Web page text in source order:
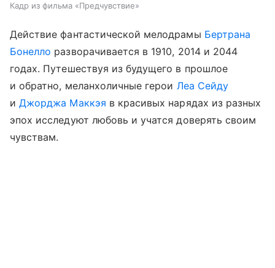
Кадр из фильма «Предчувствие»
Действие фантастической мелодрамы Бертрана
Бонелло разворачивается в 1910, 2014 и 2044
годах. Путешествуя из будущего в прошлое
и обратно, меланхоличные герои Леа Сейду
иДжорджа Маккэя в красивых нарядах из разных
эпох исследуют любовь и учатся доверять своим
чувствам.